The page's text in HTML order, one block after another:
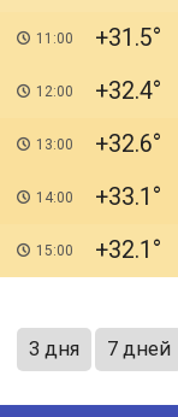
11:00 +31.5
12:00 +32.4
13:00 +32.6
14:00 +33.1
15:00 +32.1
3 дня 7 дней